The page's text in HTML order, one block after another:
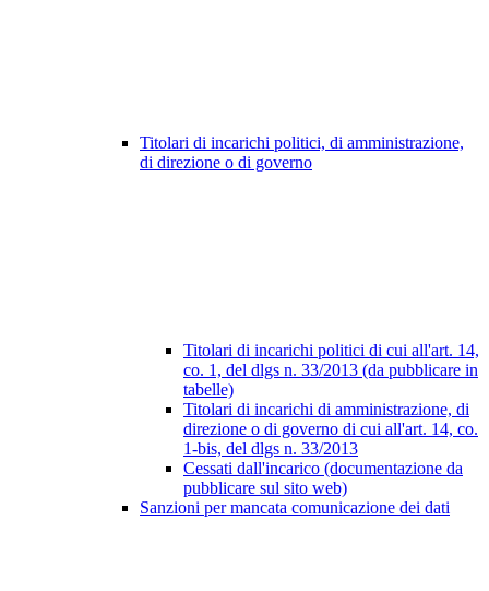
Titolari di incarichi politici, di amministrazione,
di direzione o di governo
Titolari di incarichi politici di cui all'art. 14,
co. 1, del dlgs n. 33/2013 (da pubblicare in
tabelle)
Titolari di incarichi di amministrazione, di
direzione o di governo di cui all'art. 14, co.
1-bis, del dlgs n. 33/2013
Cessati dall'incarico (documentazione da
pubblicare sul sito web)
Sanzioni per mancata comunicazione dei dati